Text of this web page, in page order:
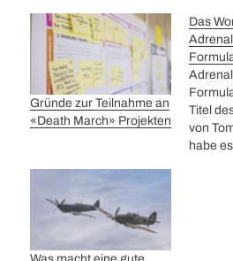
Gründe zur Teilnahme an
«Death March» Projekten
Das
Titel
von
habe